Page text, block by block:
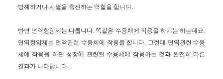
방해하거나 사멸을 촉진하는 역할을 합니다.
반면 면역항암제는 다릅니다. 똑같은 수용체에 작용을 하기는 하는데요.
면역항암제는 면역관련 수용체에 작용을 합니다. 그런데 면역관련 수용
체에 작용을 하면 성장에 관련된 수용체에 작용하는 것과 완전히 다른
결과가 나타납니다.